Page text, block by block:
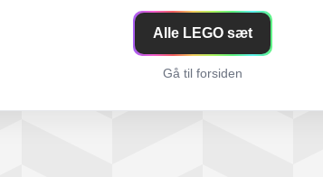
Alle LEGO sæt
Gå til forsiden